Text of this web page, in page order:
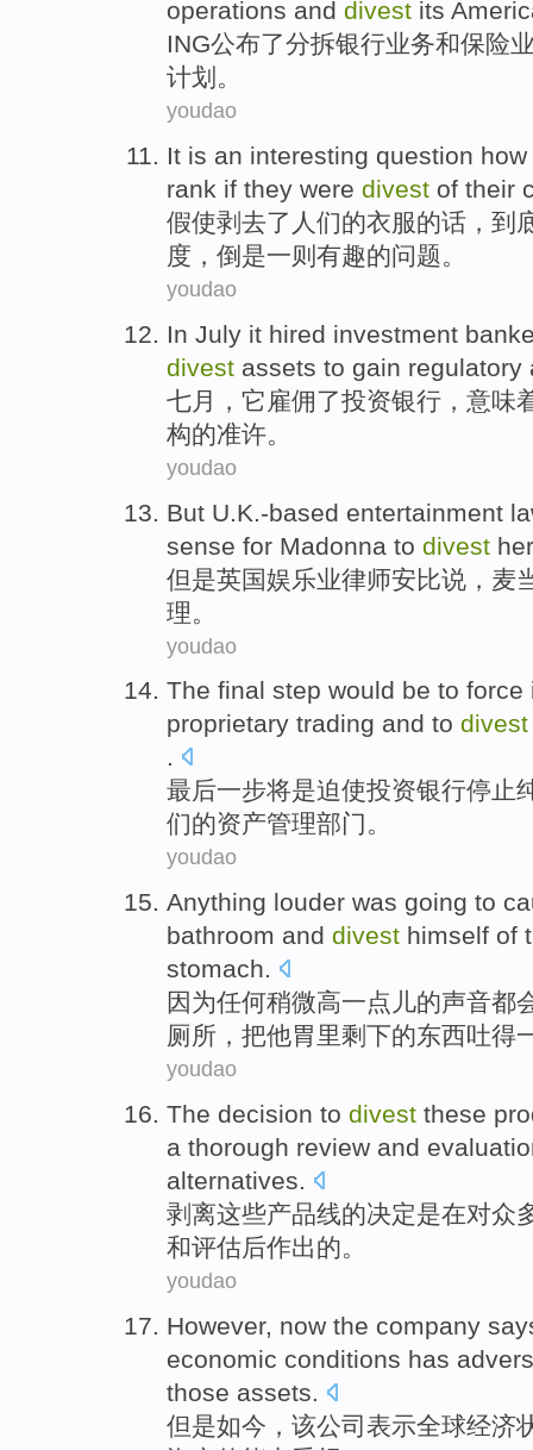
operations and divest its
ING公布了分拆银行业务和保险
计划 。
youdao
It is an interesting question
rank if they were divest of their
假使剥去了 人们的衣服的话，到
度，倒是一则 有趣的问题。
youdao
In July it hired investment
divest assets to gain regulatory
七月
， 它 雇佣了投资银行 ， 意味
构的准许。
youdao
But U.K.-based entertainment
sense for Madonna to divest
但是英国娱乐业律师安比说， 麦
理。
youdao
The final step would be to force
proprietary trading and to divest
.
最后一步将是迫使投资银行停止
们的资产管理部门。
youdao
Anything louder was going to
bathroom and divest himself of
stomach.
因为任何稍微高一点儿的声音都
厕所 ，把他胃 里剩下的东西吐得
youdao
The decision to divest these
a thorough review and
alternatives.
剥离这些产品线的决定是在对众
和评估后作出的。
youdao
However, now the company
economic conditions has
those assets.
但是如今 ， 该公司 表示全球经济